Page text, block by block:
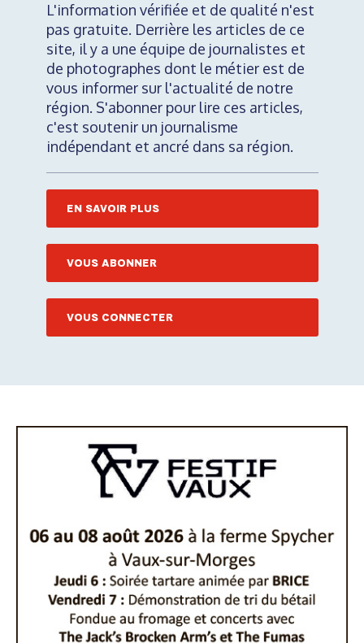
L'information vérifiée et de qualité n'est
pas gratuite. Derrière les articles de ce
site, il y a une équipe de journalistes et
de photographes dont le métier est de
vous informer sur l'actualité de notre
région. S'abonner pour lire ces articles,
c'est soutenir un journalisme
indépendant et ancré dans sa région.
EN SAVOIR PLUS
VOUS ABONNER
VOUS CONNECTER